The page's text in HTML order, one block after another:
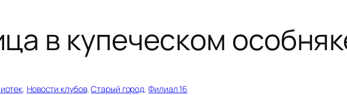
в купеческом
, Новости клубов, Старый город, Филиал 16